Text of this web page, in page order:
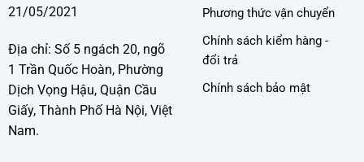
21/05/2021
Địa chỉ: Số 5 ngách 20, ngõ
1 Trần Quốc Hoàn, Phường
Dịch Vọng Hậu, Quận Cầu
Giấy, Thành Phố Hà Nội, Việt
Nam.
Phương thức vận chuyển
Chính sách kiểm hàng -
đổi trả
Chính sách bảo mật